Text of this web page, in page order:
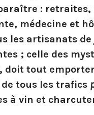
: retraites,
médecine et
les artisanats de
; celle des
tout
tous les trafics
à vin et